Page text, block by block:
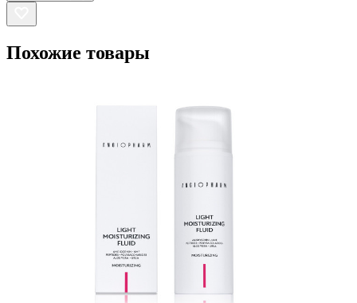
Похожие товары